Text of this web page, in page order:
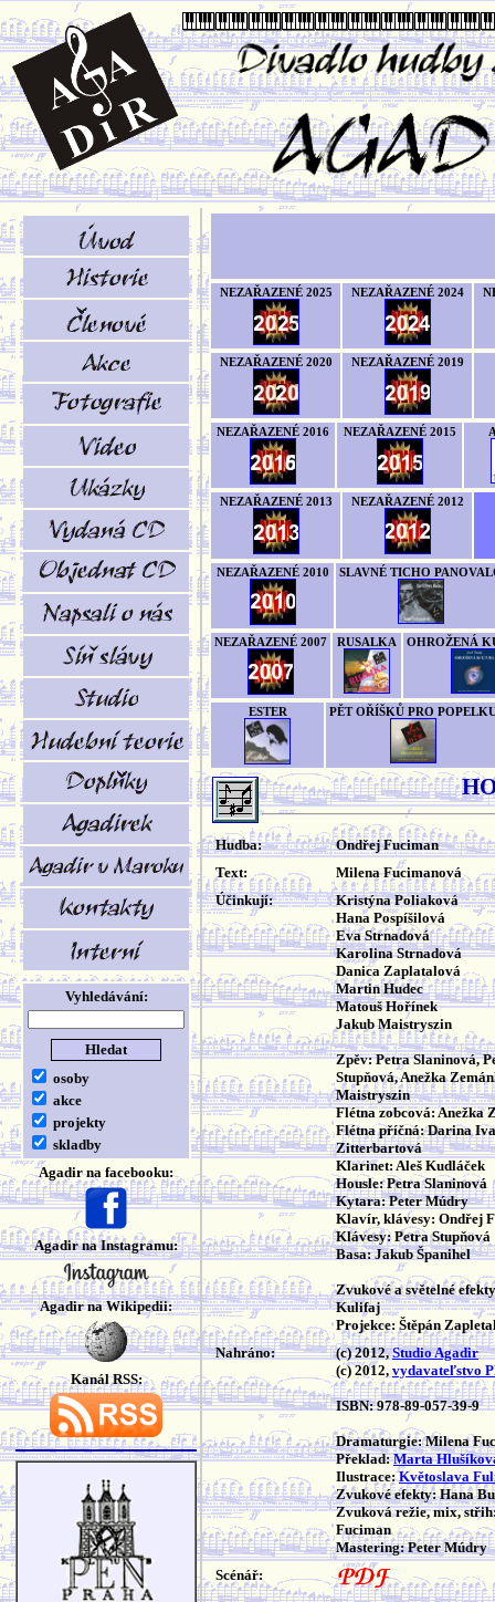
Vyhledávání:
osoby
akce
projekty
skladby
Agadir na facebooku:
Agadir na Instagramu:
Agadir na Wikipedii:
Kanál RSS:
NEZAŘAZENÉ 2025 NEZAŘAZENÉ 2024
NEZAŘAZENÉ 2020 NEZAŘAZENÉ 2019
NEZAŘAZENÉ 2016 NEZAŘAZENÉ 2015
NEZAŘAZENÉ 2013 NEZAŘAZENÉ 2012
NEZAŘAZENÉ 2010 SLAVNÉ TICHO
NEZAŘAZENÉ 2007 RUSALKA OHROŽENÁ
ESTER PĚT OŘÍŠKŮ PRO
Hudba:
Ondřej Fuciman
Text:
Milena Fucimanová
Účinkují:
Kristýna Poliaková
Hana Pospíšilová
Eva Strnadová
Karolina Strnadová
Danica Zaplatalová
Martin Hudec
Matouš Hořínek
Jakub Maistryszin
Zpěv: Petra Slaninová,
Stupňová, Anežka
Maistryszin
Flétna zobcová: Anežka
Flétna příčná: Darina
Zitterbartová
Klarinet: Aleš Kudláček
Housle: Petra Slaninová
Kytara: Peter Múdry
Klavír, klávesy: Ondřej
Klávesy: Petra Stupňová
Basa: Jakub Španihel
Zvukové a světelné
Kulifaj
Projekce: Štěpán
Nahráno:
(c) 2012,Studio Agadir
(c) 2012, vydavateľstvo
ISBN: 978-89-057-39-9
Dramaturgie: Milena
Překlad:Marta
Ilustrace:Květoslava
Zvukové efekty: Hana
Zvuková režie, mix,
Fuciman
Mastering: Peter Múdry
Scénář: